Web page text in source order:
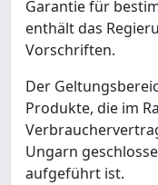
Garantie für
enthält das
Vorschriften.
Der
Produkte, die im
Ungarn
aufgeführt ist.